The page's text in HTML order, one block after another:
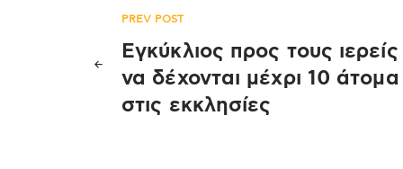
Πλοήγηση
άρθρων
PREV POST
Εγκύκλιος προς τους ιερείς
να δέχονται μέχρι 10 άτομα
στις εκκλησίες